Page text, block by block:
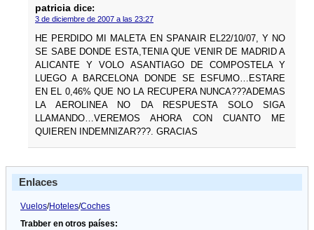
patricia dice:
3 de diciembre de 2007 a las 23:27
HE PERDIDO MI MALETA EN SPANAIR EL22/10/07, Y NO
SE SABE DONDE ESTA,TENIA QUE VENIR DE MADRID A
ALICANTE Y VOLO ASANTIAGO DE COMPOSTELA Y
LUEGO A BARCELONA DONDE SE ESFUMO…ESTARE
EN EL 0,46% QUE NO LA RECUPERA NUNCA???ADEMAS
LA AEROLINEA NO DA RESPUESTA SOLO SIGA
LLAMANDO…VEREMOS AHORA CON CUANTO ME
QUIEREN INDEMNIZAR???. GRACIAS
Enlaces
Vuelos/Hoteles/Coches
Trabber en otros países: